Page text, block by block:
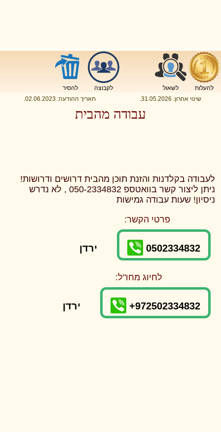
להעלות לשאול לקבוצה
להסיר
שינוי אחרון: 31.05.2026
. תאריך ההודעה: 02.06.2023
.
עבודה מהבית
לעבודה בקלדנות והזנת תוכן מהבית דרושים ודרושות!
ניתן ליצור קשר בוואטספ 050-2334832 , לא נדרש
ניסיון! שעות עבודה גמישות
פרטי הקשר:
0502334832 ירדן
לחיוג מחו"ל:
+972502334832 ירדן